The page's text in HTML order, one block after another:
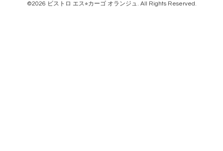
©2026 ビストロ エス⭐︎カーゴ オランジュ. All Rights Reserved.